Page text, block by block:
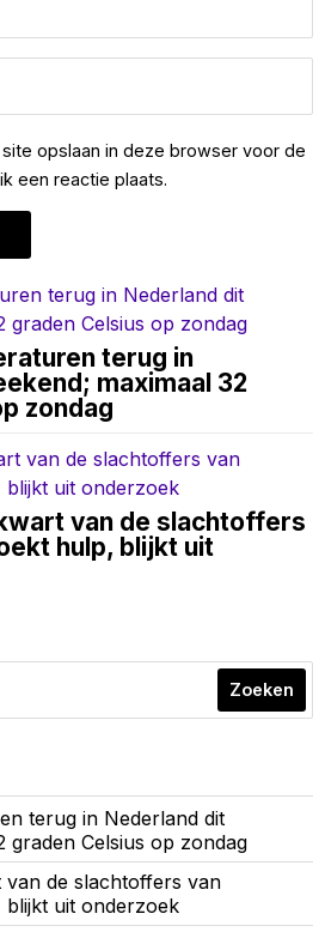
opslaan in deze browser voor de
een reactie plaats.
terug in
maximaal 32
zondag
van de slachtoffers
hulp, blijkt uit
Zoeken
terug in Nederland dit
graden Celsius op zondag
de slachtoffers van
uit onderzoek